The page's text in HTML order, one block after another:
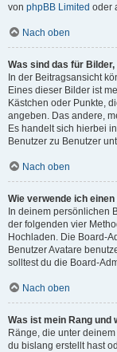
von phpBB Limited oder
Nach oben
Was sind das für
In der Beitragsansicht
Eines dieser Bilder ist
Kästchen oder Punkte,
angeben. Das andere,
Es handelt sich hierbei
Benutzer zu Benutzer
Nach oben
Wie verwende ich
In deinem persönlichen
der folgenden vier
Hochladen. Die Board-
Benutzer Avatare
solltest du die Board-
Nach oben
Was ist mein Rang und
Ränge, die unter
du bislang erstellt hast